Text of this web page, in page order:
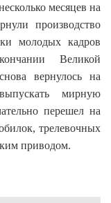
месяцев на
производство
молодых кадров
Великой
вернулось на
мирную
перешел на
трелевочных
приводом.